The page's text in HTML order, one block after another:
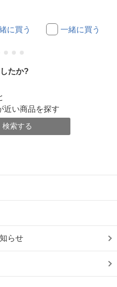
に買う 一緒に買う
たか?
近い商品を探す
検索する
らせ